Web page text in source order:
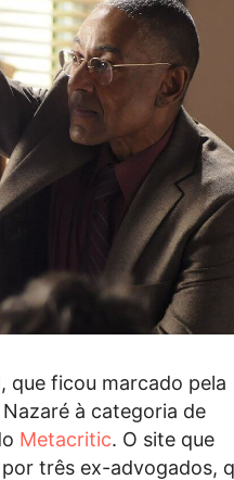
que ficou marcado pela
à categoria de
Metacritic. O site que
três ex-advogados,